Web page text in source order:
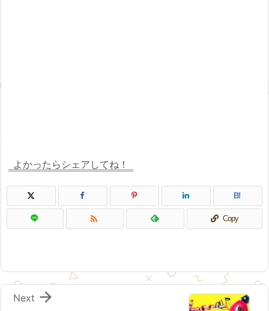
よかったらシェアしてね！
B!
 Copy

Next